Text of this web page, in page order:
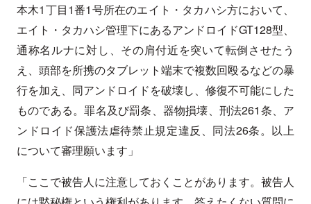
本木1丁目1番1号所在のエイト・タカハシ方において、
エイト・タカハシ管理下にあるアンドロイドGT128型、
通称名ルナに対し、その肩付近を突いて転倒させたう
え、頭部を所携のタブレット端末で複数回殴るなどの暴
行を加え、同アンドロイドを破壊し、修復不可能にした
ものである。罪名及び罰条、器物損壊、刑法261条、ア
ンドロイド保護法虐待禁止規定違反、同法26条。以上
について審理願います」
「ここで被告人に注意しておくことがあります。被告人